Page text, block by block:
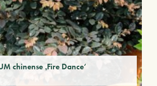
chinense ‚Fire Dance‘